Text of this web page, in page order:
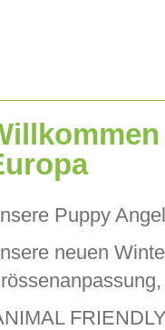
Puppy
neuen